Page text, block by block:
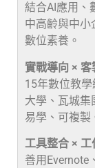
結合AI應用、
中高齡與中小
數位素養。
實戰導向 × 客
15年數位教
大學、瓦城集
易學、可複製
工具整合 × 工
善用Evernote